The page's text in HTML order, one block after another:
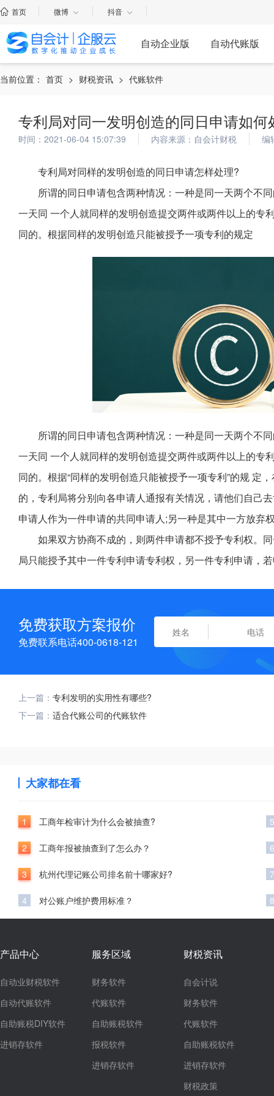
首页 微博 抖音
自动企业版 自动代账版
当前位置： 首页 > 财税资讯 > 代账软件
专利局对同一发明创造的同日申请如何
时间：2021-06-04 15:07:39 内容来源：自会计财税 编
专利局对同样的发明创造的同日申请怎样处理?
所谓的同日申请包含两种情况：一种是同一天两个不
一天同 一个人就同样的发明创造提交两件或两件以上的专
同的。根据同样的发明创造只能被授予一项专利的规定
所谓的同日申请包含两种情况：一种是同一天两个不
一天同 一个人就同样的发明创造提交两件或两件以上的专
同的。根据“同样的发明创造只能被授予一项专利”的规 定
的，专利局将分别向各申请人通报有关情况，请他们自己
申请人作为一件申请的共同申请人;另一种是其中一方放弃
如果双方协商不成的，则两件申请都不授予专利权。
局只能授予其中一件专利申请专利权，另一件专利申请，
免费获取方案报价
免费联系电话400-0618-121
上一篇： 专利发明的实用性有哪些?
下一篇： 适合代账公司的代账软件
大家都在看
1 工商年检审计为什么会被抽查?
2 工商年报被抽查到了怎么办？
3 杭州代理记账公司排名前十哪家好?
4 对公账户维护费用标准？
5
6
7
8
产品中心
自动业财税软件
自动代账软件
自助账税DIY软件
进销存软件
服务区域
财务软件
代账软件
自助账税软件
报税软件
进销存软件
财税资讯
自会计说
财务软件
代账软件
自助账税软件
进销存软件
财税政策